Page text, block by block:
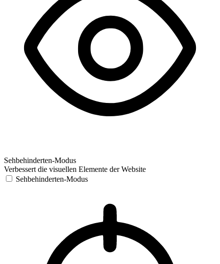
Sehbehinderten-Modus
Verbessert die visuellen Elemente der Website
Sehbehinderten-Modus